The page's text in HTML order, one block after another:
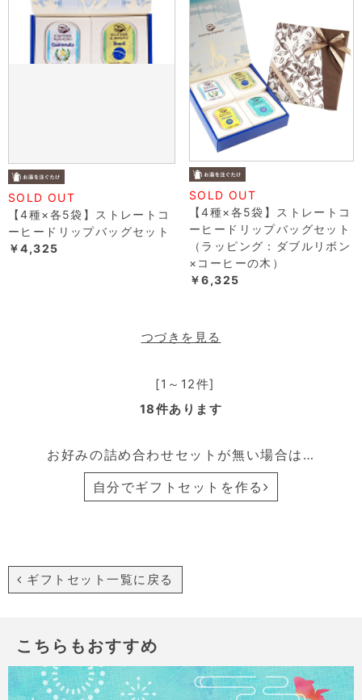
SOLD OUT
【4種×各5袋】ストレートコ
ーヒードリップバッグセット
￥4,325
SOLD OUT
【4種×各5袋】ストレートコ
ーヒードリップバッグセット
（ラッピング：ダブルリボン
×コーヒーの木）
￥6,325
つづきを見る
[1～12件]
18件あります
お好みの詰め合わせセットが無い場合は…
自分でギフトセットを作る
ギフトセット一覧に戻る
こちらもおすすめ